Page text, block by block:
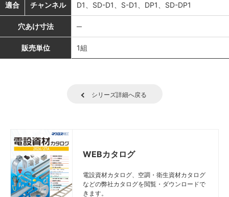
適合 チャンネル D1、SD-D1、S-D1、DP1、SD-DP1
穴あけ寸法 ─
販売単位 1組
シリーズ詳細へ戻る
WEBカタログ
電設資材カタログ、空調・衛生資材カタログ
などの弊社カタログを閲覧・ダウンロードで
きます。